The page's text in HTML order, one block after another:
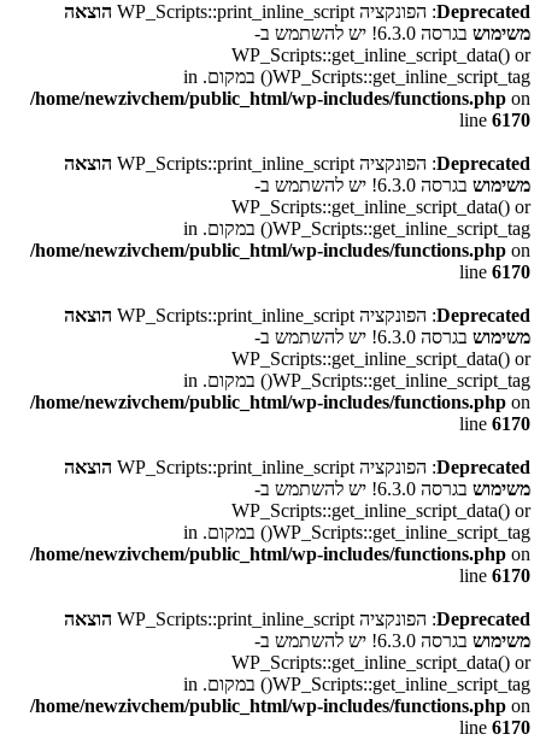
Deprecated: הפונקציה WP_Scripts::print_inline_script
הוצאה
משימוש
בגרסה 6.3.0! יש להשתמש ב-
WP_Scripts::get_inline_script_data() or
WP_Scripts::get_inline_script_tag() במקום. in
/home/newzivchem/public_html/wp-includes/functions.php on
line 6170
Deprecated: הפונקציה WP_Scripts::print_inline_script
הוצאה
משימוש
בגרסה 6.3.0! יש להשתמש ב-
WP_Scripts::get_inline_script_data() or
WP_Scripts::get_inline_script_tag() במקום. in
/home/newzivchem/public_html/wp-includes/functions.php on
line 6170
Deprecated: הפונקציה WP_Scripts::print_inline_script
הוצאה
משימוש
בגרסה 6.3.0! יש להשתמש ב-
WP_Scripts::get_inline_script_data() or
WP_Scripts::get_inline_script_tag() במקום. in
/home/newzivchem/public_html/wp-includes/functions.php on
line 6170
Deprecated: הפונקציה WP_Scripts::print_inline_script
הוצאה
משימוש
בגרסה 6.3.0! יש להשתמש ב-
WP_Scripts::get_inline_script_data() or
WP_Scripts::get_inline_script_tag() במקום. in
/home/newzivchem/public_html/wp-includes/functions.php on
line 6170
Deprecated: הפונקציה WP_Scripts::print_inline_script
הוצאה
משימוש
בגרסה 6.3.0! יש להשתמש ב-
WP_Scripts::get_inline_script_data() or
WP_Scripts::get_inline_script_tag() במקום. in
/home/newzivchem/public_html/wp-includes/functions.php on
line 6170